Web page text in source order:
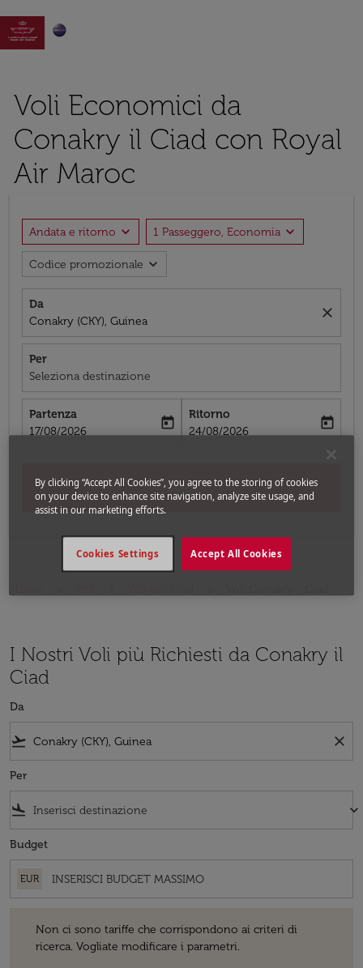

Voli Economici da
Conakry il Ciad con Royal
Air Maroc
Andata e ritorno expand_more 1 Passeggero, Economia expand_more
Codice promozionale expand_more
Da
Conakry (CKY), Guinea
close
Per
Seleziona destinazione
Partenza
fc-booking-departure-date-aria-label
17/08/2026
today
Ritorno
fc-booking-return-date-aria-label
24/08/2026
today
Cerca
I Nostri Voli più Richiesti da Conakry il
Ciad
Da
flight_takeoff close
Per
flight_land keyboard_arrow_down
Budget
EUR
Non ci sono tariffe che corrispondono ai criteri di
ricerca. Vogliate modificare i parametri.
By clicking “Accept All Cookies”, you agree to the storing of cookies
on your device to enhance site navigation, analyze site usage, and
assist in our marketing efforts.
Accept All Cookies
Cookies Settings